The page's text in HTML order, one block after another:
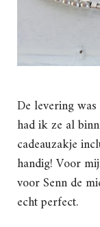
De levering
had ik ze al
cadeauzakje
handig! Voor
voor Senn de
echt perfect.